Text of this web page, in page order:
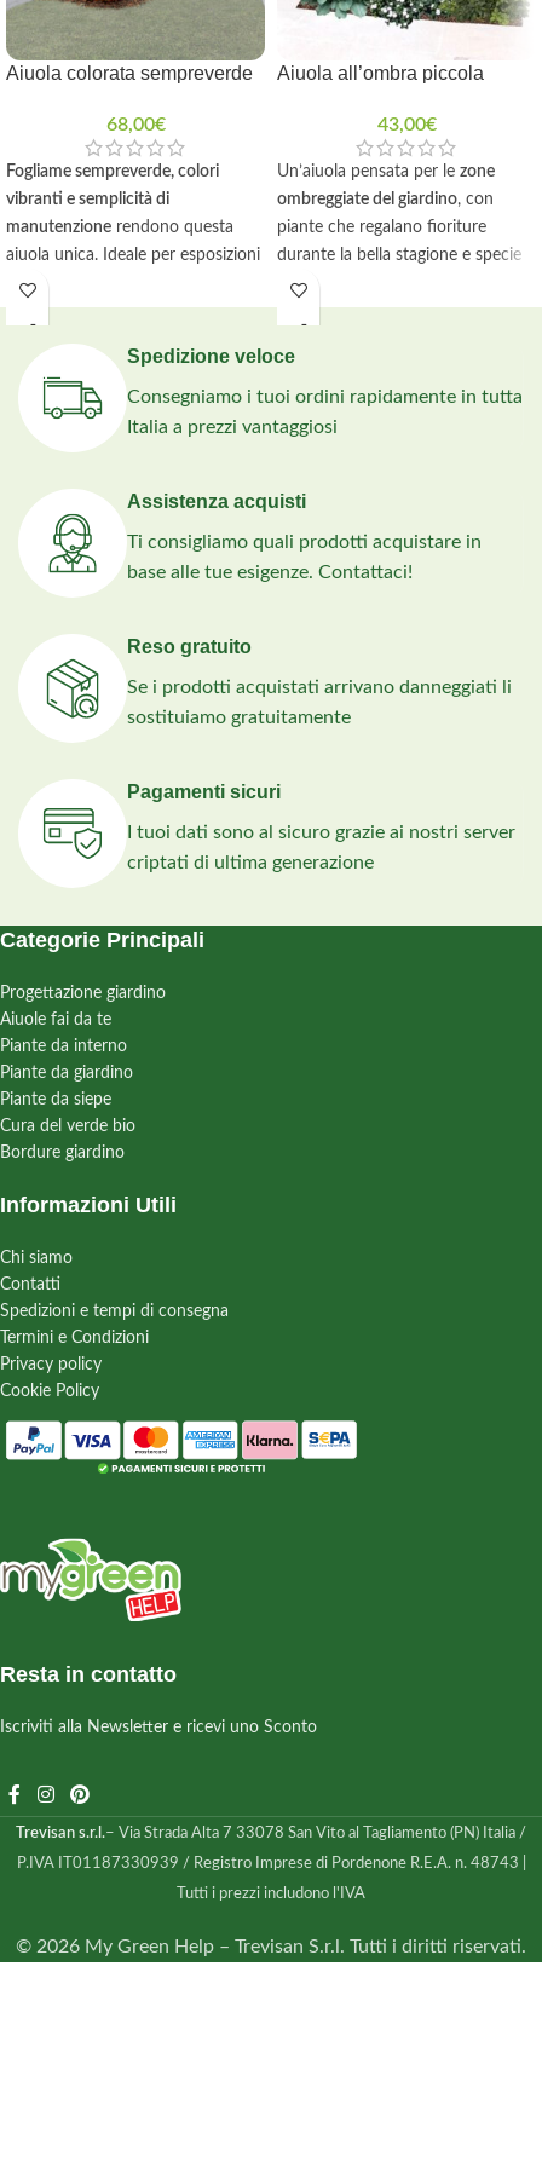
Aiuola colorata sempreverde
68,00€
Fogliame sempreverde, colori
vibranti e semplicità di
manutenzione rendono questa
aiuola unica. Ideale per esposizioni
soleggiate o parzialmente
ombreggiate, si distingue per la
Composta da piante resistenti e
dal fascino inconfondibile, offre il
meglio di sé in ogni stagione.
pronte da mettere a
dimora
Guida pratica
e distanze d’impianto
consigliate
Telo pacciamante e
picchetti gratis
e più ordine
Aiuola all’ombra piccola
43,00€
Un’aiuola pensata per le zone
ombreggiate del giardino, con
piante che regalano fioriture
durante la bella stagione e specie
sempreverdi che, grazie al loro
fogliame decorativo, mantengono
mesi invernali. La fornitura è
studiata per realizzare un’aiuola di
circa 3 m².
dimora
Spedizione veloce
Consegniamo i tuoi ordini rapidamente in tutta
Italia a prezzi vantaggiosi
Assistenza acquisti
Ti consigliamo quali prodotti acquistare in
base alle tue esigenze. Contattaci!
Reso gratuito
Se i prodotti acquistati arrivano danneggiati li
sostituiamo gratuitamente
Pagamenti sicuri
I tuoi dati sono al sicuro grazie ai nostri server
criptati di ultima generazione
Categorie Principali
Progettazione giardino
Aiuole fai da te
Piante da interno
Piante da giardino
Piante da siepe
Cura del verde bio
Bordure giardino
Informazioni Utili
Chi siamo
Contatti
Spedizioni e tempi di consegna
Termini e Condizioni
Privacy policy
Cookie Policy
Resta in contatto
Iscriviti alla Newsletter e ricevi uno Sconto
Trevisan s.r.l.– Via Strada Alta 7 33078 San Vito al Tagliamento (PN) Italia /
P.IVA IT01187330939 / Registro Imprese di Pordenone R.E.A. n. 48743 |
Tutti i prezzi includono l'IVA
© 2026 My Green Help – Trevisan S.r.l. Tutti i diritti riservati.